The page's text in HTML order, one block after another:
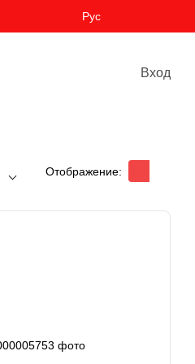
Рус
Вход
Отображение: